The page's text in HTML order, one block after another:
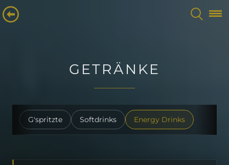
GETRÄNKE
G'spritzte Softdrinks Energy Drinks